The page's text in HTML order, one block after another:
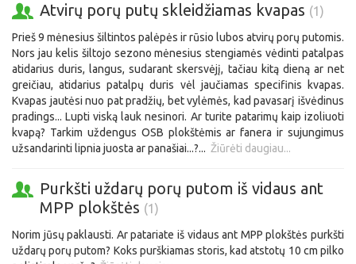
Atvirų porų putų skleidžiamas kvapas (1)
Prieš 9 mėnesius šiltintos palėpės ir rūsio lubos atvirų porų putomis.
Nors jau kelis šiltojo sezono mėnesius stengiamės vėdinti patalpas
atidarius duris, langus, sudarant skersvėjį, tačiau kitą dieną ar net
greičiau, atidarius patalpų duris vėl jaučiamas specifinis kvapas.
Kvapas jautėsi nuo pat pradžių, bet vylėmės, kad pavasarį išvėdinus
pradings... Lupti viską lauk nesinori. Ar turite patarimų kaip izoliuoti
kvapą? Tarkim uždengus OSB plokštėmis ar fanera ir sujungimus
užsandarinti lipnia juosta ar panašiai...?... Žiūrėti daugiau...
Purkšti uždarų porų putom iš vidaus ant
MPP plokštės (1)
Norim jūsų paklausti. Ar patariate iš vidaus ant MPP plokštės purkšti
uždarų porų putom? Koks purškiamas storis, kad atstotų 10 cm pilko